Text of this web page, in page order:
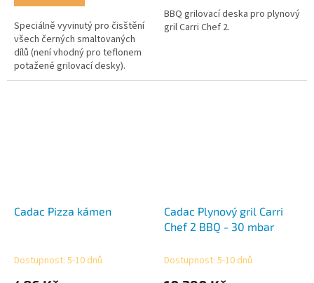
Speciálně vyvinutý pro čisštění
všech černých smaltovaných
dílů (není vhodný pro teflonem
potažené grilovací desky).
5
hvězdiček.
BBQ grilovací deska pro plynový
gril Carri Chef 2.
Cadac Pizza kámen
Dostupnost: 5-10 dnů
Cadac Plynový gril Carri
Chef 2 BBQ - 30 mbar
Dostupnost: 5-10 dnů